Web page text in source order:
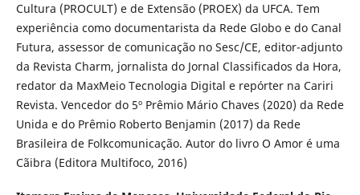
Cultura (PROCULT) e de Extensão (PROEX) da UFCA. Tem
experiência como documentarista da Rede Globo e do Canal
Futura, assessor de comunicação no Sesc/CE, editor-adjunto
da Revista Charm, jornalista do Jornal Classificados da Hora,
redator da MaxMeio Tecnologia Digital e repórter na Cariri
Revista. Vencedor do 5º Prêmio Mário Chaves (2020) da Rede
Unida e do Prêmio Roberto Benjamin (2017) da Rede
Brasileira de Folkcomunicação. Autor do livro O Amor é uma
Cãibra (Editora Multifoco, 2016)